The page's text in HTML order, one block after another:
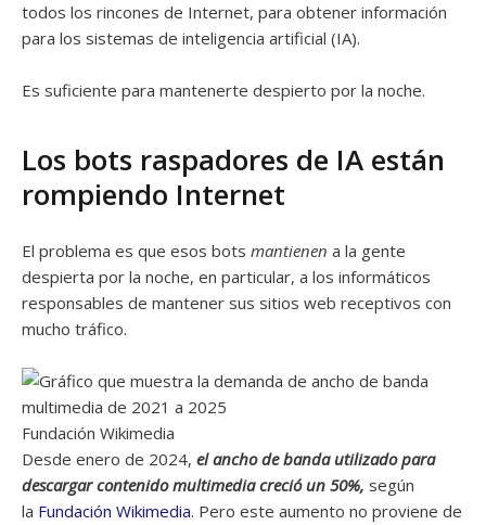
todos los rincones de Internet, para obtener información
para los sistemas de inteligencia artificial (IA).
Es suficiente para mantenerte despierto por la noche.
Los bots raspadores de IA están
rompiendo Internet
El problema es que esos bots mantienen a la gente
despierta por la noche, en particular, a los informáticos
responsables de mantener sus sitios web receptivos con
mucho tráfico.
Fundación Wikimedia
Desde enero de 2024, el ancho de banda utilizado para
descargar contenido multimedia creció un 50%, según
la Fundación Wikimedia. Pero este aumento no proviene de